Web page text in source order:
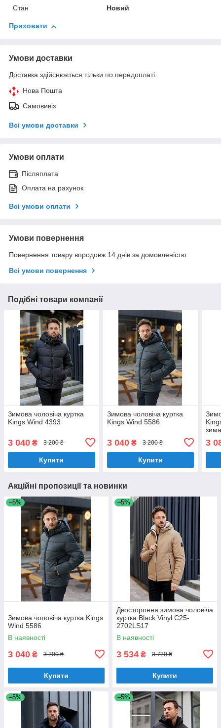
Стан
Новий
Приховати
Умови доставки
Доставка здійснюється тільки по передоплаті.
Нова Пошта
Самовивіз
Всі умови доставки
Умови оплати
Післяплата
Оплата на рахунок
Всі умови оплати
Умови повернення
Повернення товару впродовж 14 днів за домовленістю
Всі умови повернення
Подібні товари компанії
Зимова чоловіча куртка
Kings Wind 4393
3 040 ₴ 3 200 ₴
Купити
Зимова чоловіча куртка
Kings Wind 5586
3 040₴ 3 200 ₴
Купити
3
Акційні пропозиції та новинки
–5%
Зимова чоловіча куртка Kings
Wind 5586
В наявності
3 040 ₴ 3 200 ₴
Купити
–5%
Двостороння зимова чоловіча
куртка Black Vinyl C25-
2702LS17
В наявності
3 534 ₴ 3 720 ₴
Купити
–5% –5%